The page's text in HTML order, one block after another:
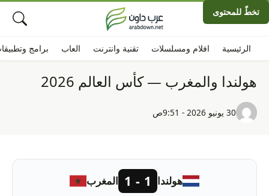
تخطّ للمحتوى
الرئيسية افلام ومسلسلات تقنية وانترنت العاب برامج
هولندا والمغرب — كأس العالم 2026
30 يونيو 2026 - 9:51ص
هولندا 1 - 1 المغرب